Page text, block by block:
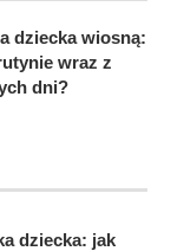
dziecka wiosną:
wraz z
dni?
dziecka: jak